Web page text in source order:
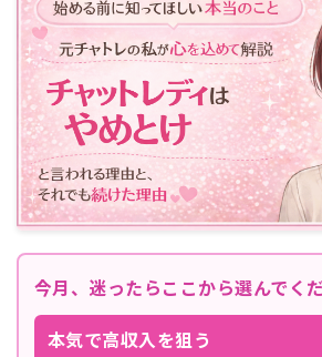
今月、迷ったらここから選んでく
本気で高収入を狙う